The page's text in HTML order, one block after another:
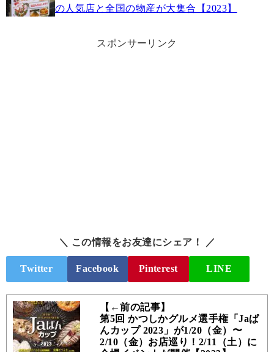
の人気店と全国の物産が大集合【2023】
スポンサーリンク
＼ この情報をお友達にシェア！ ／
Twitter Facebook Pinterest LINE
【←前の記事】
第5回 かつしかグルメ選手権「Jaぱ
んカップ 2023」が1/20（金）〜
2/10（金）お店巡り！2/11（土）に